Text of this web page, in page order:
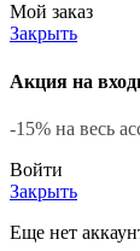
Мой заказ
Закрыть
Акция на
-15% на весь
Войти
Закрыть
Еще нет